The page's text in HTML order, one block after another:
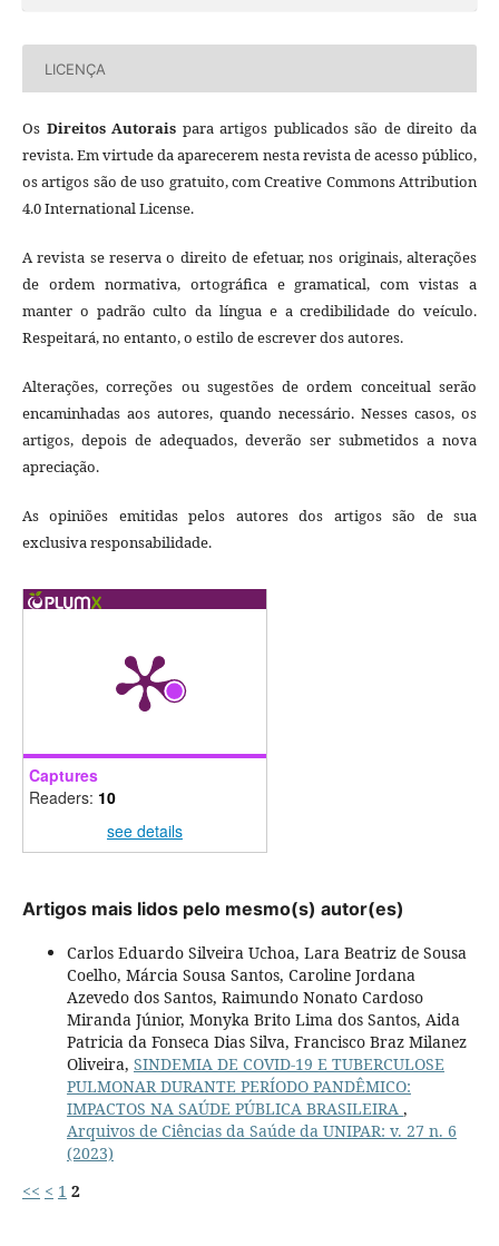
LICENÇA
Os Direitos Autorais para artigos publicados são de direito da
revista. Em virtude da aparecerem nesta revista de acesso público,
os artigos são de uso gratuito, com Creative Commons Attribution
4.0 International License.
A revista se reserva o direito de efetuar, nos originais, alterações
de ordem normativa, ortográfica e gramatical, com vistas a
manter o padrão culto da língua e a credibilidade do veículo.
Respeitará, no entanto, o estilo de escrever dos autores.
Alterações, correções ou sugestões de ordem conceitual serão
encaminhadas aos autores, quando necessário. Nesses casos, os
artigos, depois de adequados, deverão ser submetidos a nova
apreciação.
As opiniões emitidas pelos autores dos artigos são de sua
exclusiva responsabilidade.
Captures
Readers: 10
see details
Artigos mais lidos pelo mesmo(s) autor(es)
Carlos Eduardo Silveira Uchoa, Lara Beatriz de Sousa
Coelho, Márcia Sousa Santos, Caroline Jordana
Azevedo dos Santos, Raimundo Nonato Cardoso
Miranda Júnior, Monyka Brito Lima dos Santos, Aida
Patricia da Fonseca Dias Silva, Francisco Braz Milanez
Oliveira, SINDEMIA DE COVID-19 E TUBERCULOSE
PULMONAR DURANTE PERÍODO PANDÊMICO:
IMPACTOS NA SAÚDE PÚBLICA BRASILEIRA ,
Arquivos de Ciências da Saúde da UNIPAR: v. 27 n. 6
(2023)
<< < 1 2